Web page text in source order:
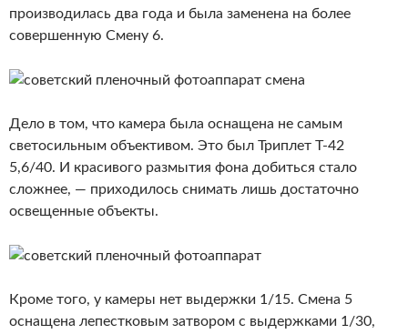
производилась два года и была заменена на более
совершенную Смену 6.
Дело в том, что камера была оснащена не самым
светосильным объективом. Это был Триплет Т-42
5,6/40. И красивого размытия фона добиться стало
сложнее, — приходилось снимать лишь достаточно
освещенные объекты.
Кроме того, у камеры нет выдержки 1/15. Смена 5
оснащена лепестковым затвором с выдержками 1/30,